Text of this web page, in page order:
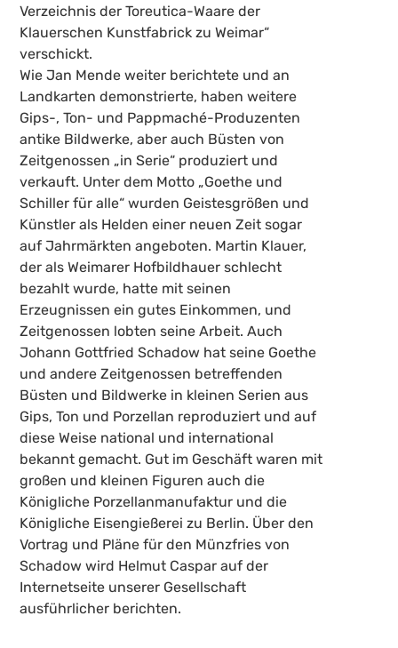
Verzeichnis der Toreutica-Waare der
Klauerschen Kunstfabrick zu Weimar“
verschickt.
Wie Jan Mende weiter berichtete und an
Landkarten demonstrierte, haben weitere
Gips-, Ton- und Pappmaché-Produzenten
antike Bildwerke, aber auch Büsten von
Zeitgenossen „in Serie“ produziert und
verkauft. Unter dem Motto „Goethe und
Schiller für alle“ wurden Geistesgrößen und
Künstler als Helden einer neuen Zeit sogar
auf Jahrmärkten angeboten. Martin Klauer,
der als Weimarer Hofbildhauer schlecht
bezahlt wurde, hatte mit seinen
Erzeugnissen ein gutes Einkommen, und
Zeitgenossen lobten seine Arbeit. Auch
Johann Gottfried Schadow hat seine Goethe
und andere Zeitgenossen betreffenden
Büsten und Bildwerke in kleinen Serien aus
Gips, Ton und Porzellan reproduziert und auf
diese Weise national und international
bekannt gemacht. Gut im Geschäft waren mit
großen und kleinen Figuren auch die
Königliche Porzellanmanufaktur und die
Königliche Eisengießerei zu Berlin. Über den
Vortrag und Pläne für den Münzfries von
Schadow wird Helmut Caspar auf der
Internetseite unserer Gesellschaft
ausführlicher berichten.